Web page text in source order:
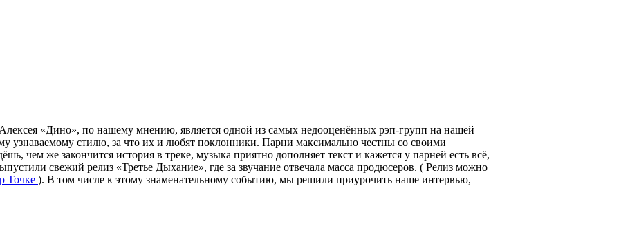
«Дино», по нашему мнению, является одной из самых недооценённых рэп-групп на нашей
узнаваемому стилю, за что их и любят поклонники. Парни максимально честны со своими
чем же закончится история в треке, музыка приятно дополняет текст и кажется у парней есть всё,
свежий релиз «Третье Дыхание», где за звучание отвечала масса продюсеров. ( Релиз можно
Точке ). В том числе к этому знаменательному событию, мы решили приурочить наше интервью,